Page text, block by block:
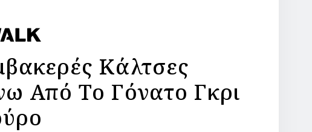
Κάλτσες
Από Το Γόνατο Γκρι